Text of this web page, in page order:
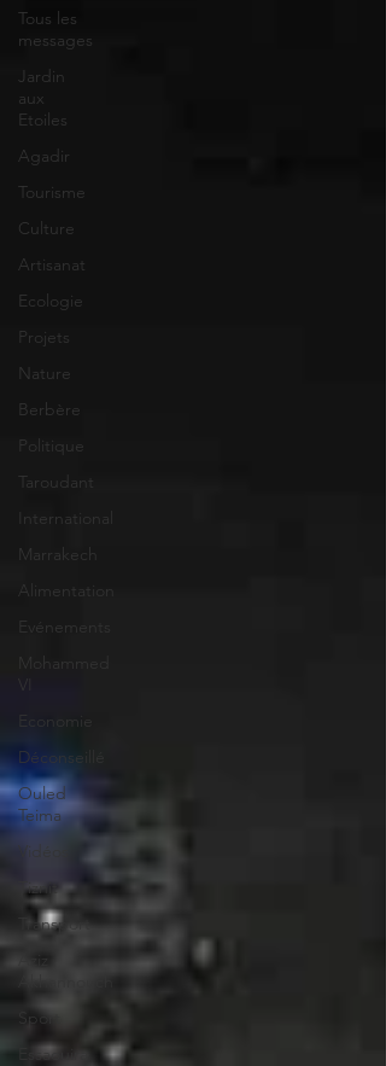
Tous les
messages
Jardin
aux
Etoiles
Agadir
Tourisme
Culture
Artisanat
Ecologie
Projets
Nature
Berbère
Politique
Taroudant
International
Marrakech
Alimentation
Evénements
Mohammed
Déconseillé
Ouled
Teima
Vidéos
Tiznit
Transport
Sport
Essaouira